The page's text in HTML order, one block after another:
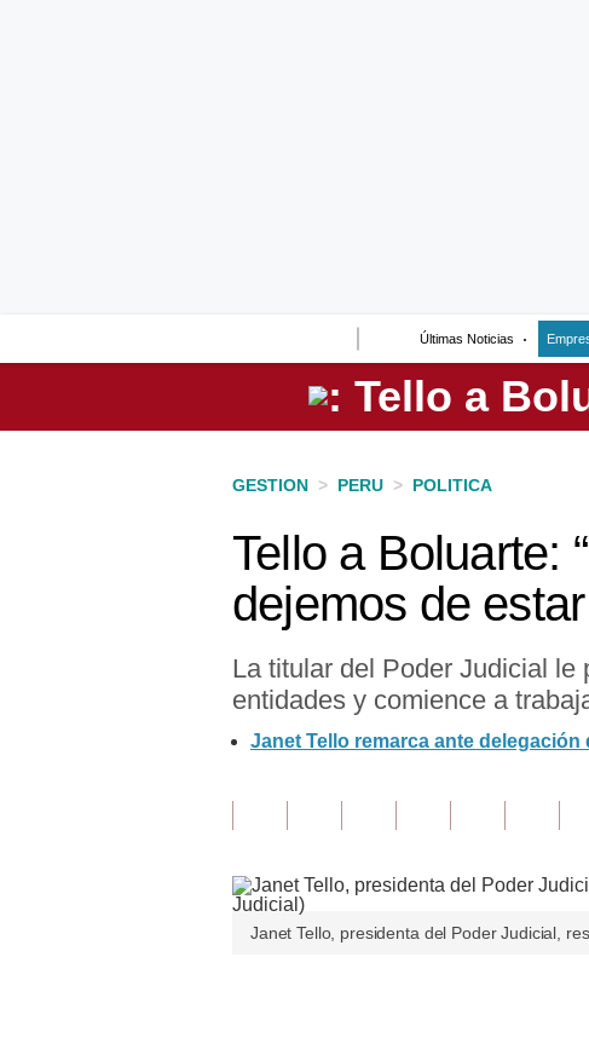
Últimas Noticias
Perú
GESTION > PERU > POLITICA
Tello a Boluarte:
dejemos de
La titular del Poder Judicial
entidades y comience a
Janet Tello remarca ante
Janet Tello, presidenta del Poder Judicial,